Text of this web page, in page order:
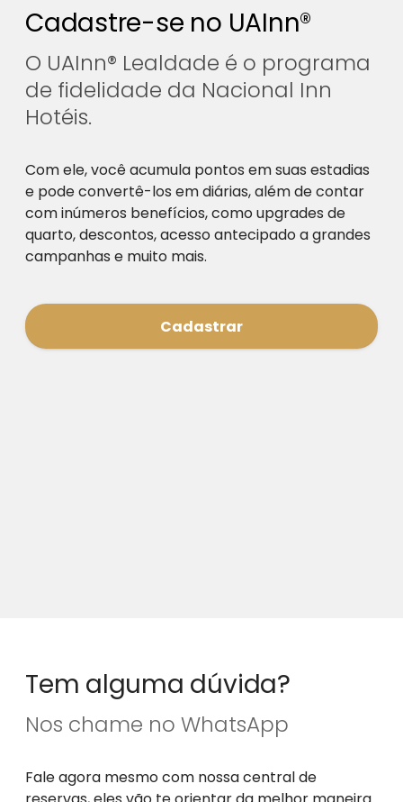
Cadastre-se no UAInn®
O UAInn® Lealdade é o programa
de fidelidade da Nacional Inn
Hotéis.
Com ele, você acumula pontos em suas estadias
e pode convertê-los em diárias, além de contar
com inúmeros benefícios, como upgrades de
quarto, descontos, acesso antecipado a grandes
campanhas e muito mais.
Cadastrar
Tem alguma dúvida?
Nos chame no WhatsApp
Fale agora mesmo com nossa central de